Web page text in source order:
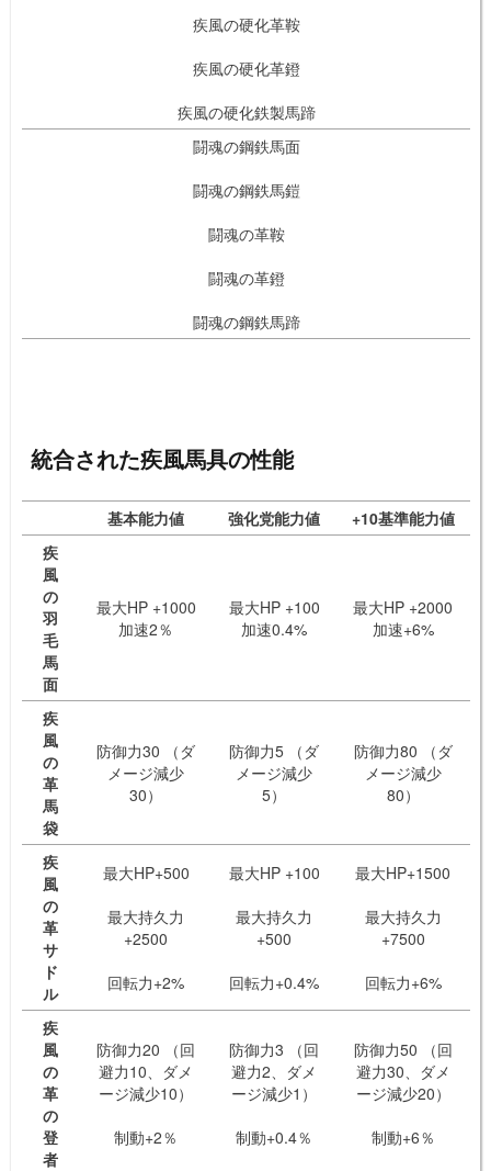
疾風の硬化革鞍
疾風の硬化革鐙
疾風の硬化鉄製馬蹄
闘魂の鋼鉄馬面
闘魂の鋼鉄馬鎧
闘魂の革鞍
闘魂の革鐙
闘魂の鋼鉄馬蹄
統合された疾風馬具の性能
基本能力値 強化党能力値
+10基準能力値
疾
風
の
羽
毛
馬
面
最大HP +1000
加速2％
最大HP +100
加速0.4%
最大HP +2000
加速+6%
疾
風
の
革
馬
袋
防御力30 （ダ
メージ減少
30）
防御力5 （ダ
メージ減少
5）
防御力80 （ダ
メージ減少
80）
疾
風
の
革
サ
ド
ル
最大HP+500
最大持久力
+2500
回転力+2%
最大HP +100
最大持久力
+500
回転力+0.4%
最大HP+1500
最大持久力
+7500
回転力+6%
疾
風
の
革
の
登
者
防御力20 （回
避力10、ダメ
ージ減少10）
制動+2％
防御力3 （回
避力2、ダメ
ージ減少1）
制動+0.4％
防御力50 （回
避力30、ダメ
ージ減少20）
制動+6％